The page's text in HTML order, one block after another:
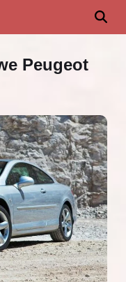
Peugeot